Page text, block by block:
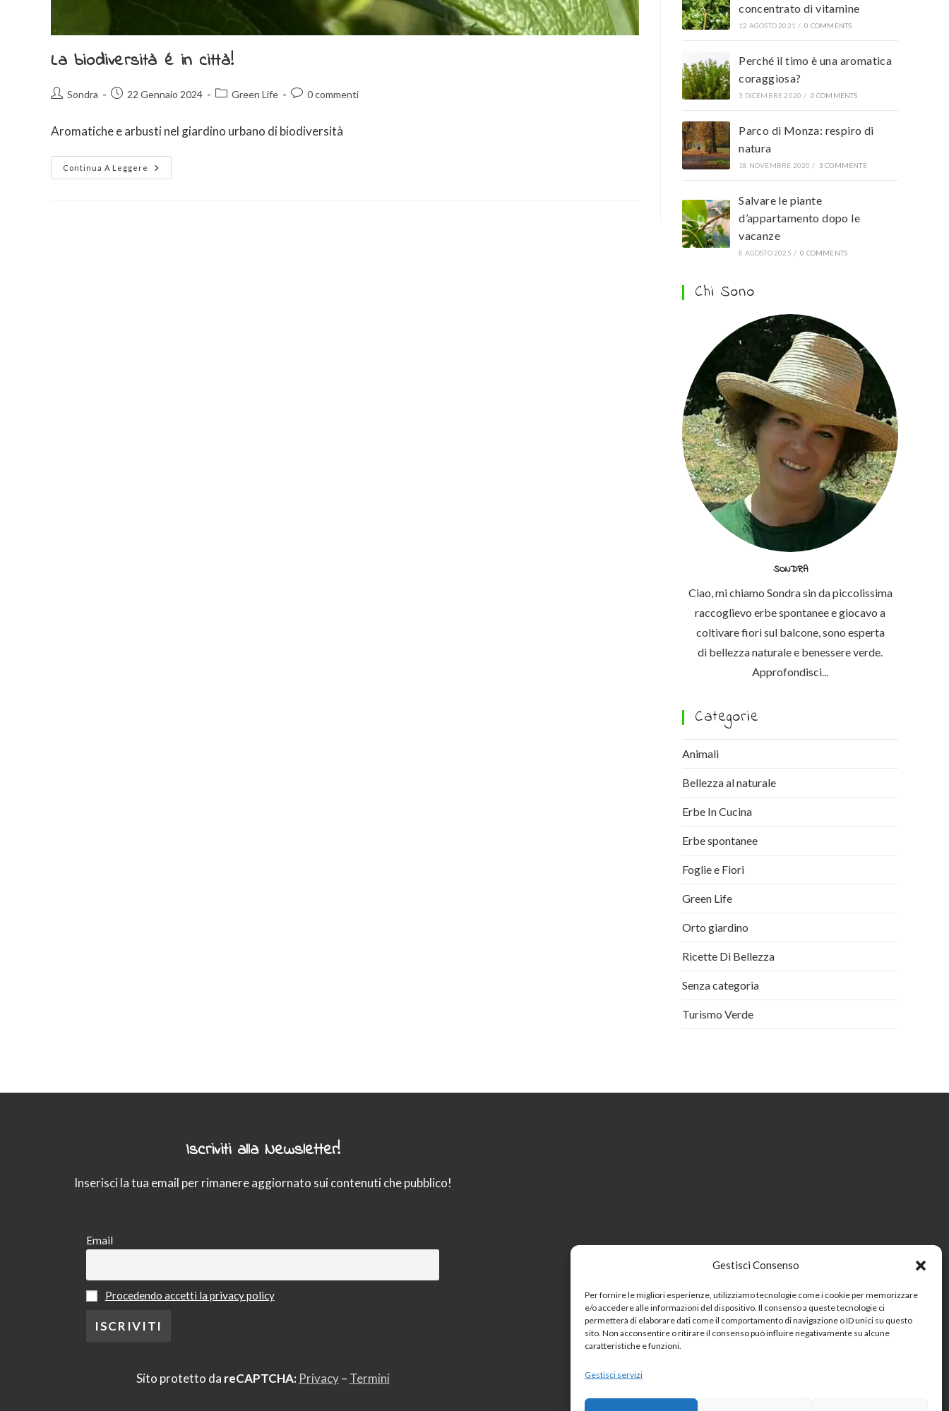
Gestisci Consenso
Per fornire le migliori esperienze, utilizziamo tecnologie come i cookie per memorizzare
e/o accedere alle informazioni del dispositivo. Il consenso a queste tecnologie ci
permetterà di elaborare dati come il comportamento di navigazione o ID unici su questo
sito. Non acconsentire o ritirare il consenso può influire negativamente su alcune
caratteristiche e funzioni.
Gestisci servizi
La biodiversità é in città!
Sondra 22 Gennaio 2024 Green Life 0 commenti
Aromatiche e arbusti nel giardino urbano di biodiversità
Continua A Leggere
concentrato di vitamine
12 AGOSTO 2021 / 0 COMMENTS
Perché il timo è una aromatica
coraggiosa?
3 DICEMBRE 2020 / 0 COMMENTS
Parco di Monza: respiro di
natura
18 NOVEMBRE 2020 / 3 COMMENTS
Salvare le piante
d’appartamento dopo le
vacanze
8 AGOSTO 2025 / 0 COMMENTS
Chi Sono
SONDRA
Ciao, mi chiamo Sondra sin da piccolissima
raccoglievo erbe spontanee e giocavo a
coltivare fiori sul balcone, sono esperta
di bellezza naturale e benessere verde.
Approfondisci...
Categorie
Animali
Bellezza al naturale
Erbe In Cucina
Erbe spontanee
Foglie e Fiori
Green Life
Orto giardino
Ricette Di Bellezza
Senza categoria
Turismo Verde
Iscriviti alla Newsletter!
Inserisci la tua email per rimanere aggiornato sui contenuti che pubblico!
Email
Procedendo accetti la privacy policy
Sito protetto da reCAPTCHA: Privacy– Termini